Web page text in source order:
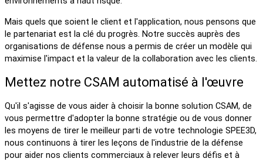
Mais quels que soient le client et l'application, nous pensons que
le partenariat est la clé du progrès. Notre succès auprès des
organisations de défense nous a permis de créer un modèle qui
maximise l'impact et la valeur de la collaboration avec les clients.
Mettez notre CSAM automatisé à l'œuvre
Qu'il s'agisse de vous aider à choisir la bonne solution CSAM, de
vous permettre d'adopter la bonne stratégie ou de vous donner
les moyens de tirer le meilleur parti de votre technologie SPEE3D,
nous continuons à tirer les leçons de l'industrie de la défense
pour aider nos clients commerciaux à relever leurs défis et à